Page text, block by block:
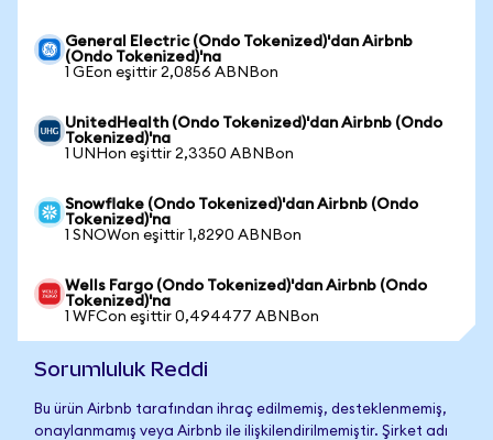
General Electric (Ondo Tokenized)'dan Airbnb
(Ondo Tokenized)'na
1 GEon eşittir 2,0856 ABNBon
UnitedHealth (Ondo Tokenized)'dan Airbnb (Ondo
Tokenized)'na
1 UNHon eşittir 2,3350 ABNBon
Snowflake (Ondo Tokenized)'dan Airbnb (Ondo
Tokenized)'na
1 SNOWon eşittir 1,8290 ABNBon
Wells Fargo (Ondo Tokenized)'dan Airbnb (Ondo
Tokenized)'na
1 WFCon eşittir 0,494477 ABNBon
Sorumluluk Reddi
Bu ürün Airbnb tarafından ihraç edilmemiş, desteklenmemiş,
onaylanmamış veya Airbnb ile ilişkilendirilmemiştir. Şirket adı